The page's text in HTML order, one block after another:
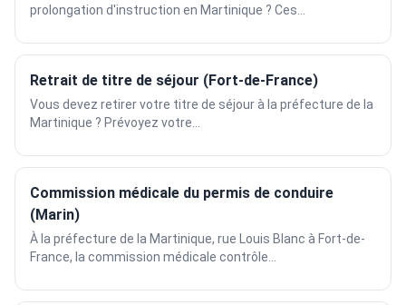
prolongation d'instruction en Martinique ? Ces...
Retrait de titre de séjour (Fort-de-France)
Vous devez retirer votre titre de séjour à la préfecture de la
Martinique ? Prévoyez votre...
Commission médicale du permis de conduire
(Marin)
À la préfecture de la Martinique, rue Louis Blanc à Fort-de-
France, la commission médicale contrôle...